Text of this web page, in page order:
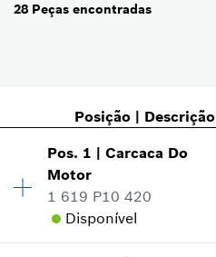
28 Peças encontradas
Posição| Descrição
Pos. 1 |Carcaca Do
Motor
1 619 P10 420
Disponível